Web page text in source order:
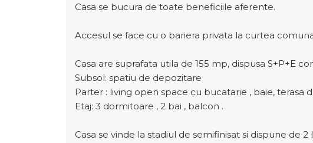
Casa se bucura de toate beneficiile aferente.
Accesul se face cu o bariera privata la curtea
Casa are suprafata utila de 155 mp, dispusa S+P+E
Subsol: spatiu de depozitare
Parter : living open space cu bucatarie , baie, terasa
Etaj: 3 dormitoare , 2 bai , balcon .
Casa se vinde la stadiul de semifinisat si dispune de